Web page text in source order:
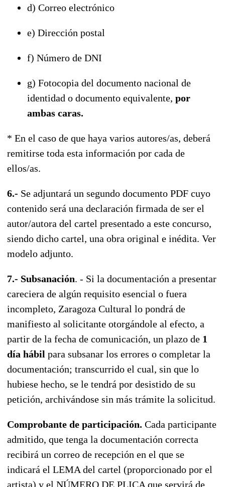
d) Correo electrónico
e) Dirección postal
f) Número de DNI
g) Fotocopia del documento nacional de
identidad o documento equivalente, por
ambas caras.
* En el caso de que haya varios autores/as, deberá
remitirse toda esta información por cada de
ellos/as.
6.- Se adjuntará un segundo documento PDF cuyo
contenido será una declaración firmada de ser el
autor/autora del cartel presentado a este concurso,
siendo dicho cartel, una obra original e inédita. Ver
modelo adjunto.
7.- Subsanación. - Si la documentación a presentar
careciera de algún requisito esencial o fuera
incompleto, Zaragoza Cultural lo pondrá de
manifiesto al solicitante otorgándole al efecto, a
partir de la fecha de comunicación, un plazo de 1
día hábil para subsanar los errores o completar la
documentación; transcurrido el cual, sin que lo
hubiese hecho, se le tendrá por desistido de su
petición, archivándose sin más trámite la solicitud.
Comprobante de participación. Cada participante
admitido, que tenga la documentación correcta
recibirá un correo de recepción en el que se
indicará el LEMA del cartel (proporcionado por el
artista) y el NÚMERO DE PLICA que servirá de